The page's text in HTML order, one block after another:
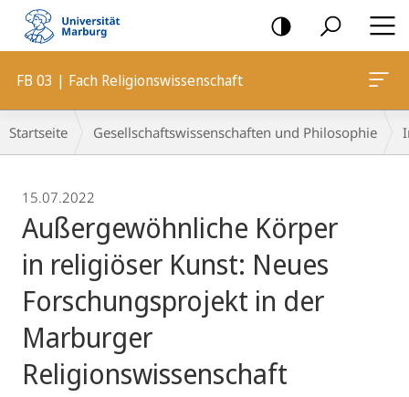
Mobile-
Navigation
FB 03 | Fach Religionswissenschaft
Breadcrumb-
Navigation
Startseite Gesellschaftswissenschaften und Philosophie
15.07.2022
Außergewöhnliche Körper
in religiöser Kunst: Neues
Forschungsprojekt in der
Marburger
Religionswissenschaft